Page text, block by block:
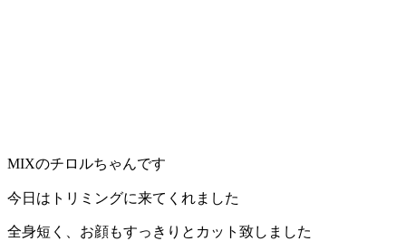
MIXのチロルちゃんです
今日はトリミングに来てくれました
全身短く、お顔もすっきりとカット致しました